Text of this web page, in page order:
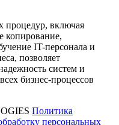
процедур, включая
копирование,
IT-персонала и
позволяет
систем и
бизнес-процессов
Политика
персональных